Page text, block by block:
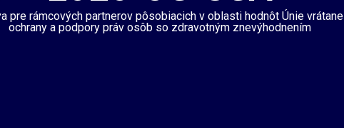
pre rámcových partnerov pôsobiacich v oblasti hodnôt Únie vrátane
ochrany a podpory práv osôb so zdravotným znevýhodnením